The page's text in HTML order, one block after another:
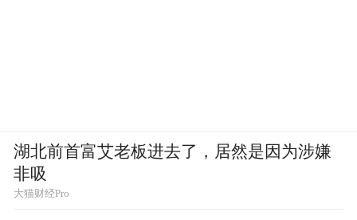
湖北前首富艾老板进去了，居然是因为涉嫌
非吸
大猫财经Pro